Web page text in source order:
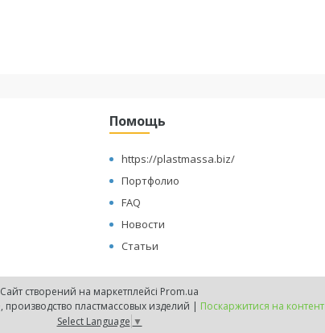
Помощь
https://plastmassa.biz/
Портфолио
FAQ
Новости
Статьи
Сайт створений на маркетплейсі Prom.ua
"ПЛАСТМАССОР" -мелкосерийное литье, изготовление, производство пластмассовых изделий | Поскаржитися на контент
Select Language ▼